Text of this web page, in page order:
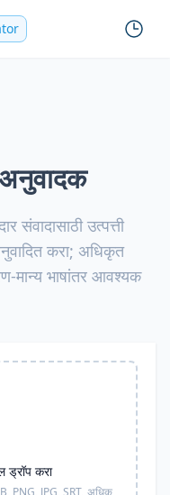
संवादासाठी उत्पत्ती
करा; अधिकृत
मान्य भाषांतर आवश्यक
ड्रॉप करा
PNG, JPG, SRT, अधिक